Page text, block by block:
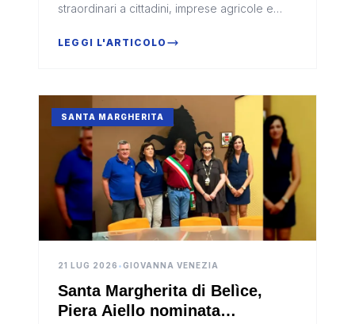
straordinari a cittadini, imprese agricole e
Stefano Quisquina ha votato...
LEGGI L'ARTICOLO
SANTA MARGHERITA
21 LUG 2026 •GIOVANNA VENEZIA
Santa Margherita di Belìce,
Piera Aiello nominata